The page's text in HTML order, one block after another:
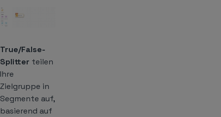
True/False-
Splitter teilen
Ihre
Zielgruppe in
Segmente auf,
basierend auf